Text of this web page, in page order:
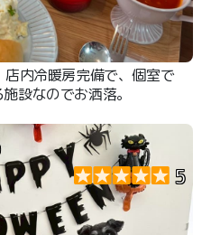
店内冷暖房完備で、個室で
設なのでお洒落。
5